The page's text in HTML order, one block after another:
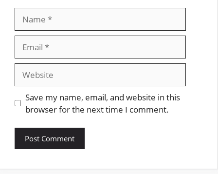
Save my name, email, and website in this
browser for the next time I comment.